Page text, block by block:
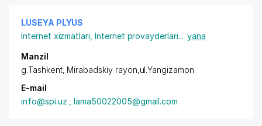
LUSEYA PLYUS
Internet xizmatlari Internet provayderlari... yana
Manzil
g.Tashkent, Mirabadskiy rayon,ul.Yangizamon
E-mail
info@spi.uz , lama50022005@gmail.com